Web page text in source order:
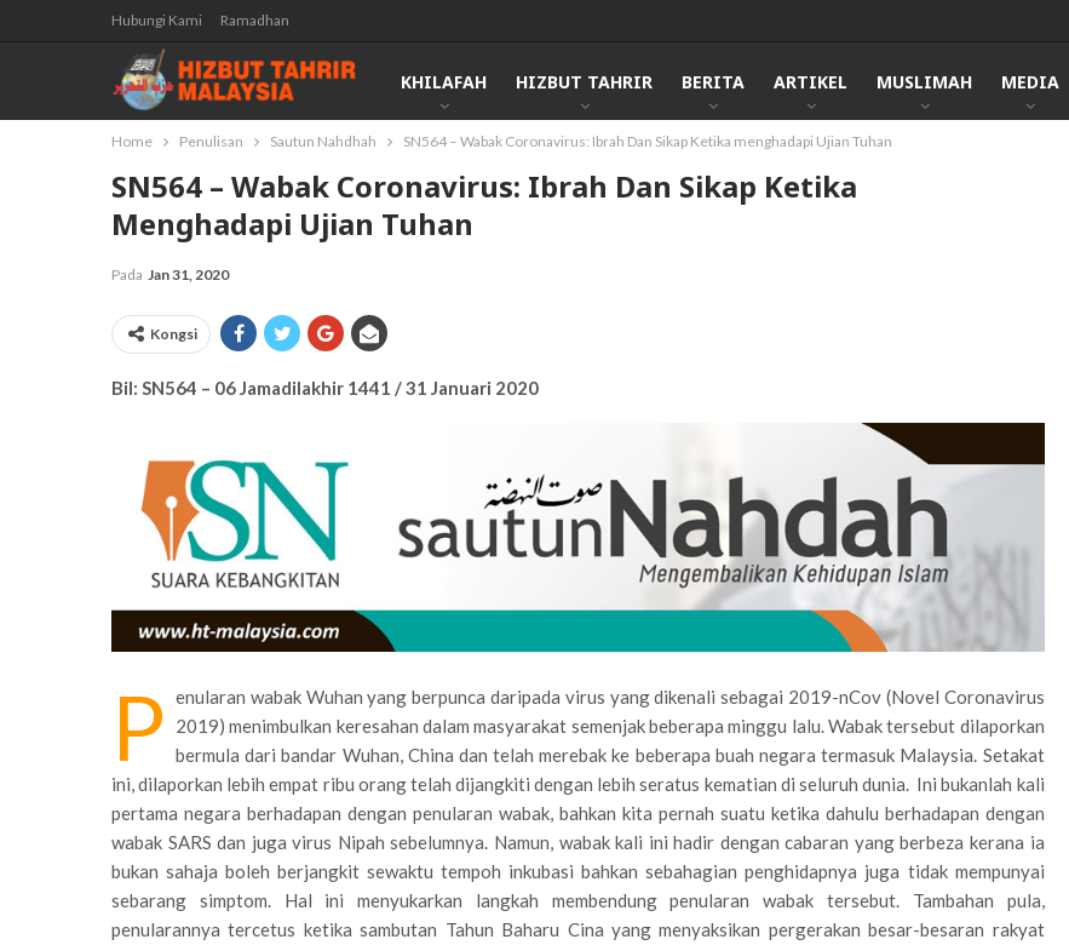
Hubungi Kami Ramadhan
KHILAFAH HIZBUT TAHRIR BERITA ARTIKEL MUSLIMAH MEDIA
Home Penulisan Sautun Nahdhah SN564 – Wabak Coronavirus: Ibrah Dan Sikap Ketika menghadapi Ujian Tuhan
SN564 – Wabak Coronavirus: Ibrah Dan Sikap Ketika
Menghadapi Ujian Tuhan
Pada Jan 31, 2020
Kongsi
Bil: SN564 – 06 Jamadilakhir 1441 / 31 Januari 2020
P
enularan wabak Wuhan yang berpunca daripada virus yang dikenali sebagai 2019-nCov (Novel Coronavirus
2019) menimbulkan keresahan dalam masyarakat semenjak beberapa minggu lalu. Wabak tersebut dilaporkan
bermula dari bandar Wuhan, China dan telah merebak ke beberapa buah negara termasuk Malaysia. Setakat
ini, dilaporkan lebih empat ribu orang telah dijangkiti dengan lebih seratus kematian di seluruh dunia. Ini bukanlah kali
pertama negara berhadapan dengan penularan wabak, bahkan kita pernah suatu ketika dahulu berhadapan dengan
wabak SARS dan juga virus Nipah sebelumnya. Namun, wabak kali ini hadir dengan cabaran yang berbeza kerana ia
bukan sahaja boleh berjangkit sewaktu tempoh inkubasi bahkan sebahagian penghidapnya juga tidak mempunyai
sebarang simptom. Hal ini menyukarkan langkah membendung penularan wabak tersebut. Tambahan pula,
penularannya tercetus ketika sambutan Tahun Baharu Cina yang menyaksikan pergerakan besar-besaran rakyat